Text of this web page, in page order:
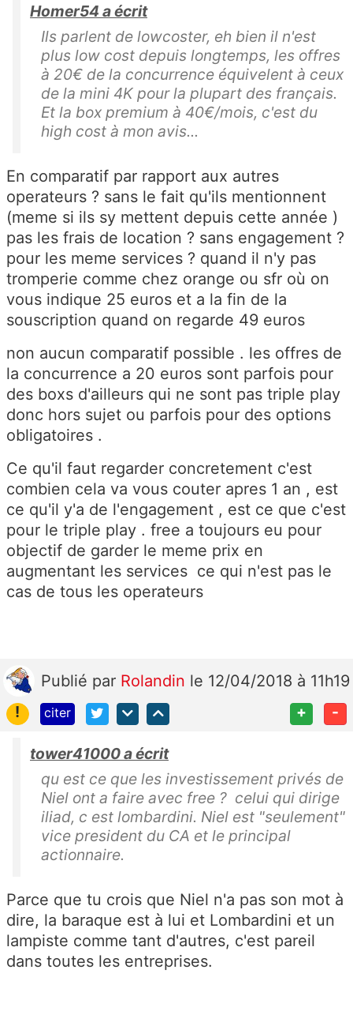
Homer54 a écrit
Ils parlent de lowcoster, eh bien il n'est
plus low cost depuis longtemps, les offres
à 20€ de la concurrence équivelent à ceux
de la mini 4K pour la plupart des français.
Et la box premium à 40€/mois, c'est du
high cost à mon avis...
En comparatif par rapport aux autres
operateurs ? sans le fait qu'ils mentionnent
(meme si ils sy mettent depuis cette année )
pas les frais de location ? sans engagement ?
pour les meme services ? quand il n'y pas
tromperie comme chez orange ou sfr où on
vous indique 25 euros et a la fin de la
souscription quand on regarde 49 euros
non aucun comparatif possible . les offres de
la concurrence a 20 euros sont parfois pour
des boxs d'ailleurs qui ne sont pas triple play
donc hors sujet ou parfois pour des options
obligatoires .
Ce qu'il faut regarder concretement c'est
combien cela va vous couter apres 1 an , est
ce qu'il y'a de l'engagement , est ce que c'est
pour le triple play . free a toujours eu pour
objectif de garder le meme prix en
augmentant les services ce qui n'est pas le
cas de tous les operateurs
Publié par Rolandin le 12/04/2018 à 11h19
!
citer + -
tower41000 a écrit
qu est ce que les investissement privés de
Niel ont a faire avec free ? celui qui dirige
iliad, c est lombardini. Niel est "seulement"
vice president du CA et le principal
actionnaire.
Parce que tu crois que Niel n'a pas son mot à
dire, la baraque est à lui et Lombardini et un
lampiste comme tant d'autres, c'est pareil
dans toutes les entreprises.